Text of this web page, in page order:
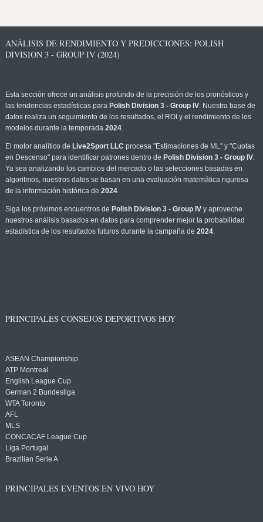
ANÁLISIS DE RENDIMIENTO Y PREDICCIONES: POLISH
DIVISION 3 - GROUP IV (2024)
Esta sección ofrece un análisis profundo de la precisión de los pronósticos y
las tendencias estadísticas para Polish Division 3 - Group IV. Nuestra base de
datos realiza un seguimiento de los resultados, el ROI y el rendimiento de los
modelos durante la temporada 2024.
El motor analítico de Live2Sport LLC procesa "Estimaciones de ML" y "Cuotas
en Descenso" para identificar patrones dentro de Polish Division 3 - Group IV.
Ya sea analizando los cambios del mercado o las selecciones basadas en
algoritmos, nuestros datos se basan en una evaluación matemática rigurosa
de la información histórica de 2024.
Siga los próximos encuentros de Polish Division 3 - Group IVy aproveche
nuestros análisis basados en datos para comprender mejor la probabilidad
estadística de los resultados futuros durante la campaña de 2024.
PRINCIPALES CONSEJOS DEPORTIVOS HOY
ASEAN Championship
ATP Montreal
English League Cup
German 2 Bundesliga
WTA Toronto
AFL
MLS
CONCACAF League Cup
Liga Portugal
Brazilian Serie A
PRINCIPALES EVENTOS EN VIVO HOY